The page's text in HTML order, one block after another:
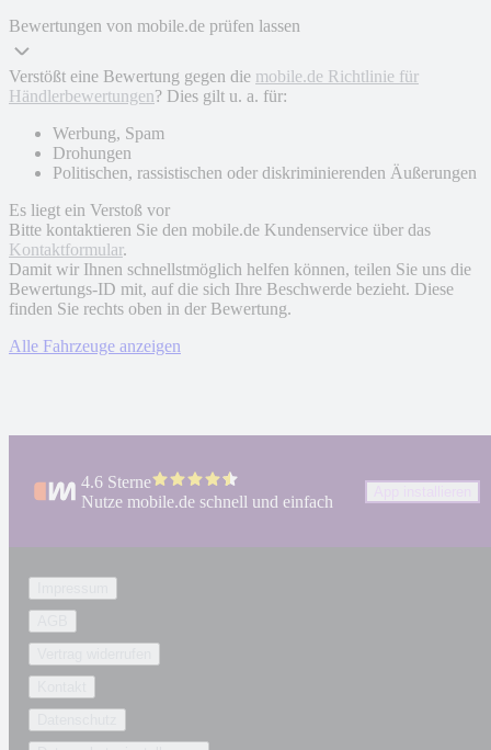
Bewertungen von mobile.de prüfen lassen
Verstößt eine Bewertung gegen die mobile.de Richtlinie für
Händlerbewertungen? Dies gilt u. a. für:
Werbung, Spam
Drohungen
Politischen, rassistischen oder diskriminierenden Äußerungen
Es liegt ein Verstoß vor
Bitte kontaktieren Sie den mobile.de Kundenservice über das
Kontaktformular.
Damit wir Ihnen schnellstmöglich helfen können, teilen Sie uns die
Bewertungs-ID mit, auf die sich Ihre Beschwerde bezieht. Diese
finden Sie rechts oben in der Bewertung.
Alle Fahrzeuge anzeigen
4.6 Sterne
Nutze mobile.de schnell und einfach